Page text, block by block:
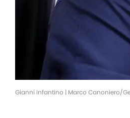
Gianni Infantino | Marco Canoniero/